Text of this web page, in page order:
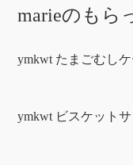
marieのもら
ymkwt たまごむしケ
ymkwt ビスケット